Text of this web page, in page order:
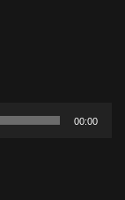
00:00